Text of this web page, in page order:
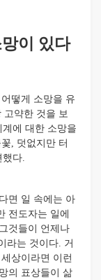
이 있다
떻게 소망을 유
고약한 것을 보
에 대한 소망을
, 덧없지만 터
했다.
면 일 속에는 아
전도자는 일에
것들이 언제나
라는 것이다. 거
상이라면 이런
의 표상들이 삶